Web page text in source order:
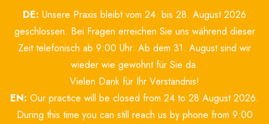
DE: Unsere Praxis bleibt vom 24. bis 28. August 2026
geschlossen. Bei Fragen erreichen Sie uns während dieser
Zeit telefonisch ab 9:00 Uhr. Ab dem 31. August sind wir
wieder wie gewohnt für Sie da.
Vielen Dank für Ihr Verständnis!
EN: Our practice will be closed from 24 to 28 August 2026.
During this time you can still reach us by phone from 9:00
springen